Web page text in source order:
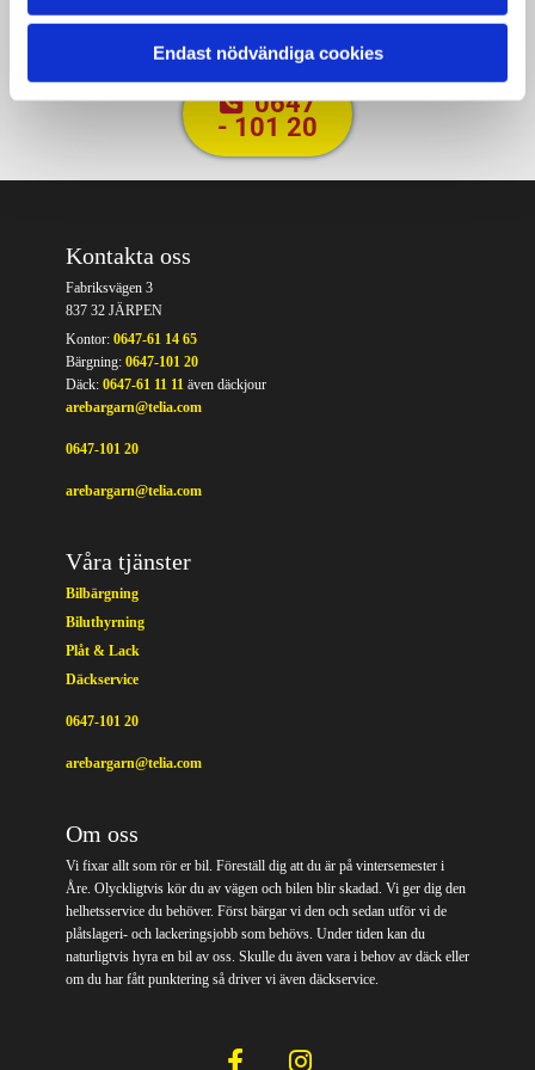
Endast nödvändiga cookies
OSS!
0647
- 101 20
Kontakta oss
Fabriksvägen 3
837 32 JÄRPEN
Kontor: 0647-61 14 65
Bärgning: 0647-101 20
Däck: 0647-61 11 11 även däckjour
arebargarn@telia.com
0647-101 20
arebargarn@telia.com
Våra tjänster
Bilbärgning
Biluthyrning
Plåt & Lack
Däckservice
0647-101 20
arebargarn@telia.com
Om oss
Vi fixar allt som rör er bil. Föreställ dig att du är på vintersemester i
Åre. Olyckligtvis kör du av vägen och bilen blir skadad. Vi ger dig den
helhetsservice du behöver. Först bärgar vi den och sedan utför vi de
plåtslageri- och lackeringsjobb som behövs. Under tiden kan du
naturligtvis hyra en bil av oss. Skulle du även vara i behov av däck eller
om du har fått punktering så driver vi även däckservice.